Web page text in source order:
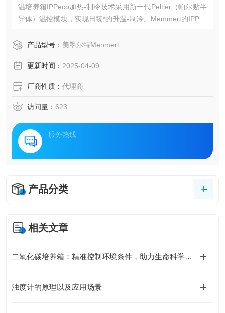
温培养箱IPPeco加热-制冷技术采用新一代Peltier（帕尔贴半
导体）温控模块，实现日臻*的升温-制冷。Memmert的IPPec
能节约90%的能耗。
产品型号： 美墨尔特Menmert
更新时间： 2025-04-09
厂商性质： 代理商
访问量： 623
服务热线
产品分类
相关文章
二氧化碳培养箱：精准控制环境条件，助力生命科学研究
浊度计的原理以及应用场景